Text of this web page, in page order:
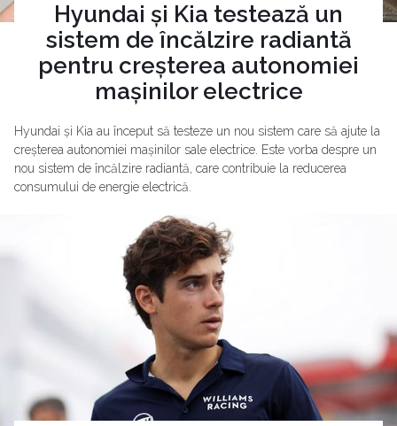
Hyundai și Kia testează un
sistem de încălzire radiantă
pentru creșterea autonomiei
mașinilor electrice
Hyundai și Kia au început să testeze un nou sistem care să ajute la
creșterea autonomiei mașinilor sale electrice. Este vorba despre un
nou sistem de încălzire radiantă, care contribuie la reducerea
consumului de energie electrică.